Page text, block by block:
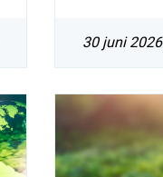
30 juni 2026